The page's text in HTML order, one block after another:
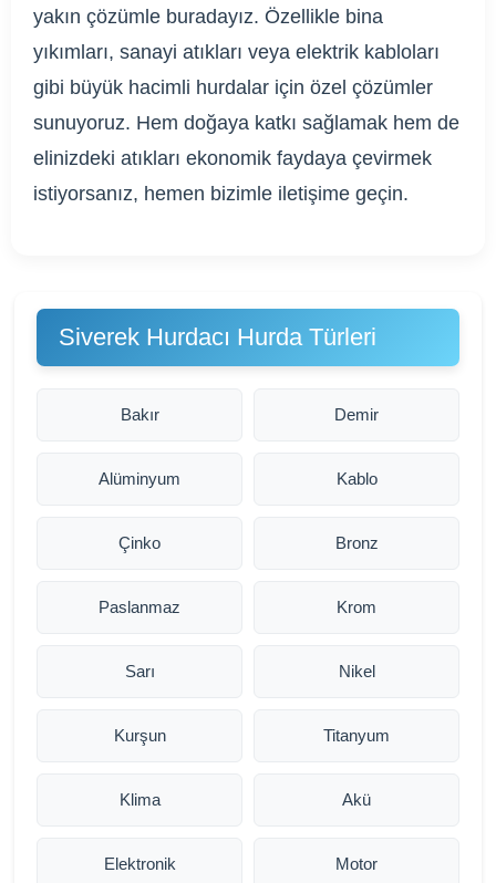
yakın çözümle buradayız. Özellikle bina
yıkımları, sanayi atıkları veya elektrik kabloları
gibi büyük hacimli hurdalar için özel çözümler
sunuyoruz. Hem doğaya katkı sağlamak hem de
elinizdeki atıkları ekonomik faydaya çevirmek
istiyorsanız, hemen bizimle iletişime geçin.
Siverek Hurdacı Hurda Türleri
Bakır Demir
Alüminyum Kablo
Çinko Bronz
Paslanmaz Krom
Sarı Nikel
Kurşun Titanyum
Klima Akü
Elektronik Motor